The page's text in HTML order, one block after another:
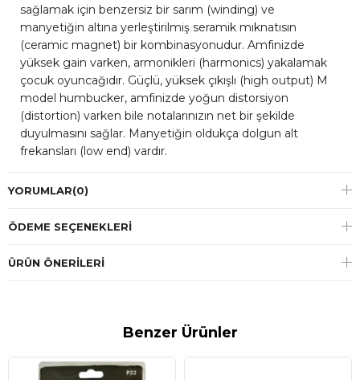
sağlamak için benzersiz bir sarım (winding) ve
manyetiğin altına yerleştirilmiş seramik mıknatısın
(ceramic magnet) bir kombinasyonudur. Amfinizde
yüksek gain varken, armonikleri (harmonics) yakalamak
çocuk oyuncağıdır. Güçlü, yüksek çıkışlı (high output) M
model humbucker, amfinizde yoğun distorsiyon
(distortion) varken bile notalarınızın net bir şekilde
duyulmasını sağlar. Manyetiğin oldukça dolgun alt
frekansları (low end) vardır.
YORUMLAR(0)
ÖDEME SEÇENEKLERI
ÜRÜN ÖNERILERI
Benzer Ürünler